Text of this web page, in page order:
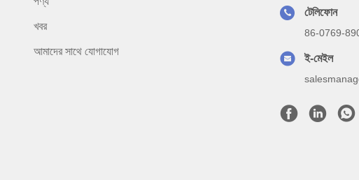
খবর
আমাদের সাথে যোগাযোগ
টেলিফোন
86-0769-
ই-মেইল